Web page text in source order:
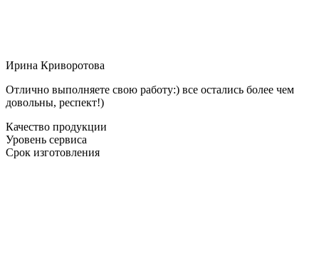
Ирина Криворотова
Отлично выполняете свою работу:) все остались более чем
довольны, респект!)
Качество продукции
Уровень сервиса
Срок изготовления